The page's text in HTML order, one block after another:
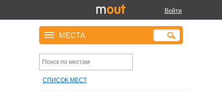
Войти
МЕСТА
СПИСОК МЕСТ